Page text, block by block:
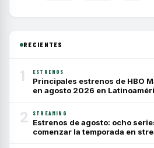
RECIENTES
1 ESTRENOS
Principales estrenos de HBO
en agosto 2026 en
2 STREAMING
Estrenos de agosto: ocho
comenzar la temporada en